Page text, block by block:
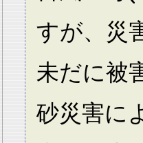
すが、災
未だに被
砂災害に